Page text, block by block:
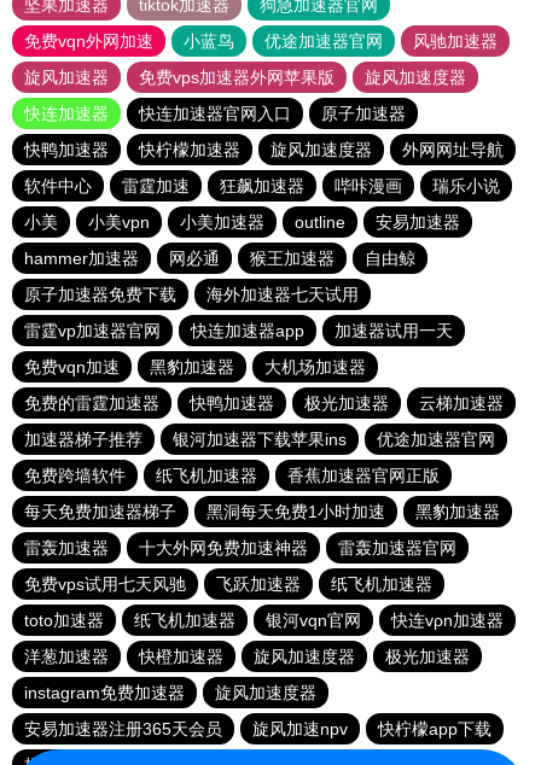
坚果加速器
tiktok加速器
狗急加速器官网
免费vqn外网加速
小蓝鸟 优途加速器官网
风驰加速器
旋风加速器
免费vps加速器外网苹果版
旋风加速度器
快连加速器
快连加速器官网入口
原子加速器
快鸭加速器
快柠檬加速器 旋风加速度器
外网网址导航
软件中心
雷霆加速 狂飙加速器 哔咔漫画
瑞乐小说
小美
小美vpn 小美加速器 outline
安易加速器
hammer加速器
网必通 猴王加速器
自由鲸
原子加速器免费下载
海外加速器七天试用
雷霆vp加速器官网
快连加速器app
加速器试用一天
免费vqn加速
黑豹加速器
大机场加速器
免费的雷霆加速器
快鸭加速器 极光加速器
云梯加速器
加速器梯子推荐
银河加速器下载苹果ins
优途加速器官网
免费跨墙软件
纸飞机加速器
香蕉加速器官网正版
每天免费加速器梯子
黑洞每天免费1小时加速
黑豹加速器
雷轰加速器
十大外网免费加速神器
雷轰加速器官网
免费vps试用七天风驰
飞跃加速器
纸飞机加速器
toto加速器
纸飞机加速器 银河vqn官网
快连vρn加速器
洋葱加速器
快橙加速器 旋风加速度器
极光加速器
instagram免费加速器
旋风加速度器
安易加速器注册365天会员
旋风加速npv
快柠檬app下载